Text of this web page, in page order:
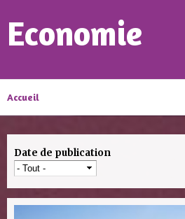
Economie
Accueil
Date de publication